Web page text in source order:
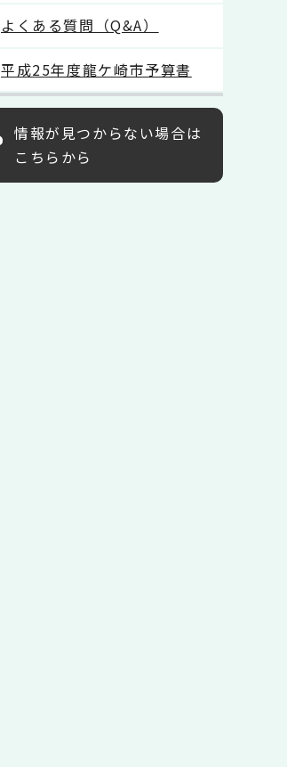
よくある質問（Q&A）
平成25年度龍ケ崎市予算書
情報が見つからない場合は
こちらから